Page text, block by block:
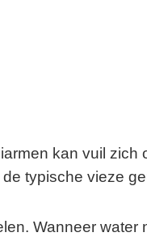
kan vuil zich
typische vieze
Wanneer water